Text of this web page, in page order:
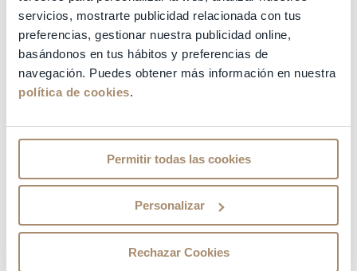
servicios, mostrarte publicidad relacionada con tus
preferencias, gestionar nuestra publicidad online,
basándonos en tus hábitos y preferencias de
navegación. Puedes obtener más información en nuestra
política de cookies.
Permitir todas las cookies
Personalizar
Rechazar Cookies
CLÍNICAS
General Avilés, 90 46015
Valencia
+34 961 042 557
LEGALES
Aviso legal
Política de Privacidad
ENLACES DE INTERÉS
Entidades
Colaboradoras